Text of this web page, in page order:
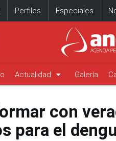
Perfiles Especiales
Actualidad arrow_drop_down Galería
con
para el